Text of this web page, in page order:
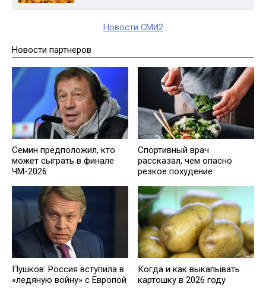
Новости СМИ2
Новости партнеров
Семин предположил, кто
может сыграть в финале
ЧМ-2026
Спортивный врач
рассказал, чем опасно
резкое похудение
Пушков: Россия вступила в
«ледяную войну» с Европой
Когда и как выкапывать
картошку в 2026 году